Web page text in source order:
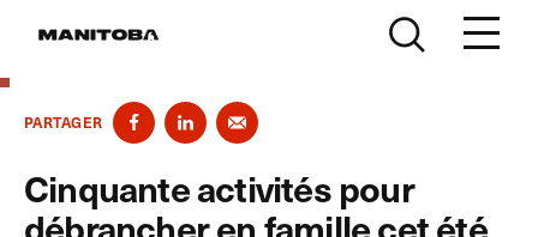
PARTAGER
Cinquante activités pour
débrancher en famille cet été